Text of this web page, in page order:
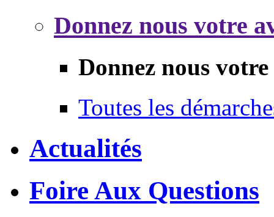
Donnez nous votre
Donnez nous
Toutes les
Actualités
Foire Aux Questions